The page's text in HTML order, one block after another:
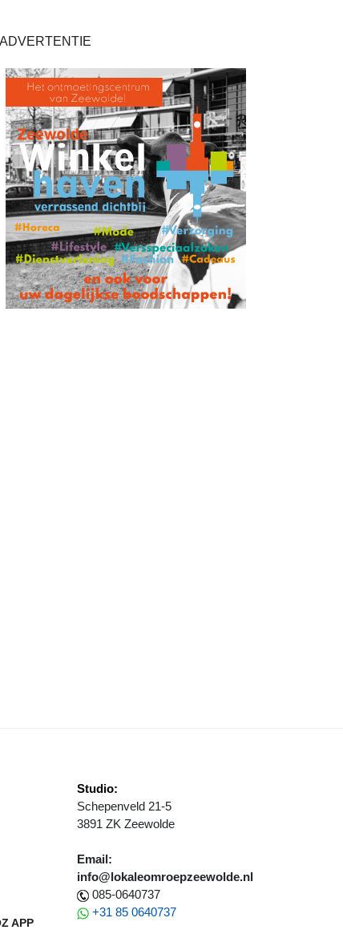
2019
ADVERTENTIE
APP
Studio:
Schepenveld 21-5
3891 ZK Zeewolde
Email:
info@lokaleomroepzeewolde.nl
085-0640737
+31 85 0640737